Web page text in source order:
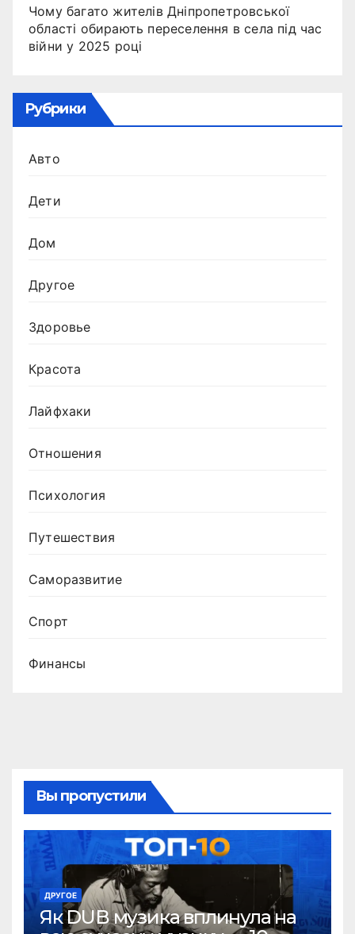
Чому багато жителів Дніпропетровської
області обирають переселення в села під час
війни у 2025 році
Рубрики
Авто
Дети
Дом
Другое
Здоровье
Красота
Лайфхаки
Отношения
Психология
Путешествия
Саморазвитие
Спорт
Финансы
Вы пропустили
ДРУГОЕ
Як DUB музика вплинула на